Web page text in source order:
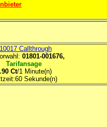
Callthrough
01801-001676,
Tarifansage
Ct/1 Minute(n)
Sekunde(n)